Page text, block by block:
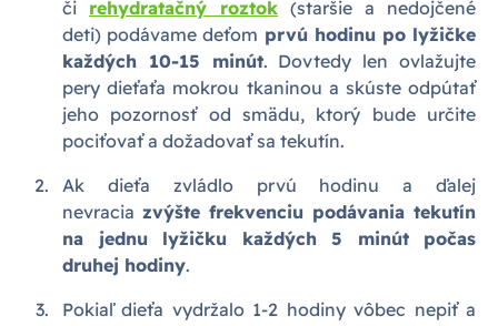
či rehydratačný roztok (staršie a nedojčené
deti) podávame deťom prvú hodinu po lyžičke
každých 10-15 minút. Dovtedy len ovlažujte
pery dieťaťa mokrou tkaninou a skúste odpútať
jeho pozornosť od smädu, ktorý bude určite
pociťovať a dožadovať sa tekutín.
Ak dieťa zvládlo prvú hodinu a ďalej
nevracia zvýšte frekvenciu podávania tekutín
na jednu lyžičku každých 5 minút počas
druhej hodiny.
Pokiaľ dieťa vydržalo 1-2 hodiny vôbec nepiť a